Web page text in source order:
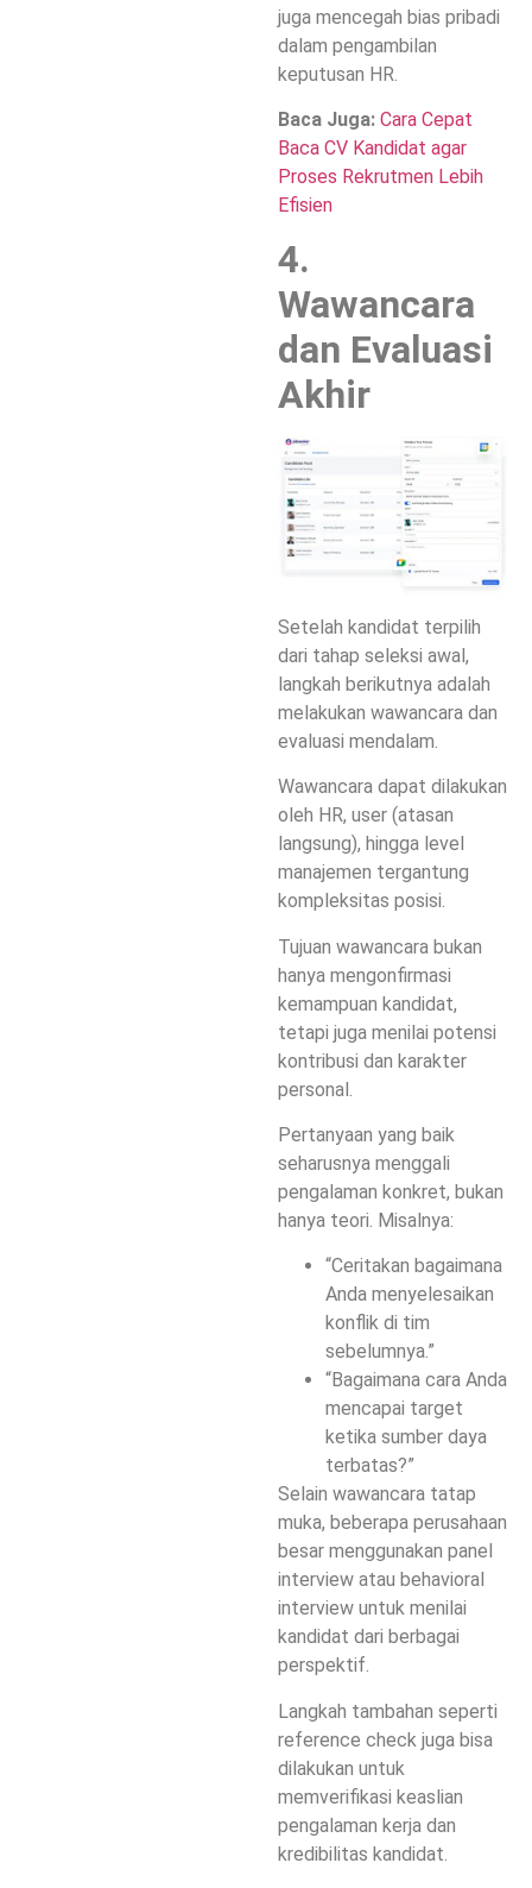
juga mencegah bias pribadi
dalam pengambilan
keputusan HR.
Baca Juga: Cara Cepat
Baca CV Kandidat agar
Proses Rekrutmen Lebih
Efisien
4.
Wawancara
dan Evaluasi
Akhir
Setelah kandidat terpilih
dari tahap seleksi awal,
langkah berikutnya adalah
melakukan wawancara dan
evaluasi mendalam.
Wawancara dapat dilakukan
oleh HR, user (atasan
langsung), hingga level
manajemen tergantung
kompleksitas posisi.
Tujuan wawancara bukan
hanya mengonfirmasi
kemampuan kandidat,
tetapi juga menilai potensi
kontribusi dan karakter
personal.
Pertanyaan yang baik
seharusnya menggali
pengalaman konkret, bukan
hanya teori. Misalnya:
“Ceritakan bagaimana
Anda menyelesaikan
konflik di tim
sebelumnya.”
“Bagaimana cara Anda
mencapai target
ketika sumber daya
terbatas?”
Selain wawancara tatap
muka, beberapa perusahaan
besar menggunakan panel
interview atau behavioral
interview untuk menilai
kandidat dari berbagai
perspektif.
Langkah tambahan seperti
reference check juga bisa
dilakukan untuk
memverifikasi keaslian
pengalaman kerja dan
kredibilitas kandidat.